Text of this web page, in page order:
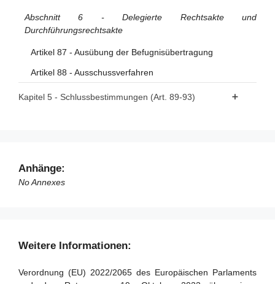
Abschnitt 6 - Delegierte Rechtsakte und
Durchführungsrechtsakte
Artikel 87 - Ausübung der Befugnisübertragung
Artikel 88 - Ausschussverfahren
Kapitel 5 - Schlussbestimmungen (Art. 89-93)
Artikel 92 - Bevorstehenden Anwendung für Anbieter sehr
Anhänge:
No Annexes
Weitere Informationen:
Verordnung (EU) 2022/2065 des Europäischen Parlaments